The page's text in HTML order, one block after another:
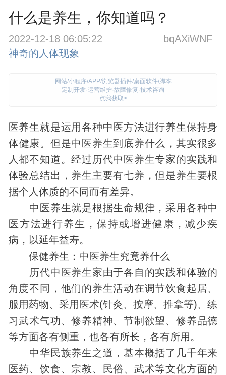
什么是养生，你知道吗？
2022-12-18 06:05:22
bqAXiWNF
神奇的人体现象
网站/小程序/APP/浏览器插件/桌面软件/脚本
定制开发·运营维护·故障修复·技术咨询
点我获取>
医养生就是运用各种中医方法进行养生保持身
体健康。但是中医养生到底养什么，其实很多
人都不知道。经过历代中医养生专家的实践和
体验总结出，养生主要有七养，但是养生要根
据个人体质的不同而有差异。
中医养生就是根据生命规律，采用各种中
医方法进行养生，保持或增进健康，减少疾
病，以延年益寿。
保健养生：中医养生究竟养什么
历代中医养生家由于各自的实践和体验的
角度不同，他们的养生活动在调节饮食起居、
服用药物、采用医术(针灸、按摩、推拿等)、练
习武术气功、修养精神、节制欲望、修养品德
等方面各有侧重，也各有所长，各有所用。
中华民族养生之道，基本概括了几千年来
医药、饮食、宗教、
民俗、武术等文化方面的